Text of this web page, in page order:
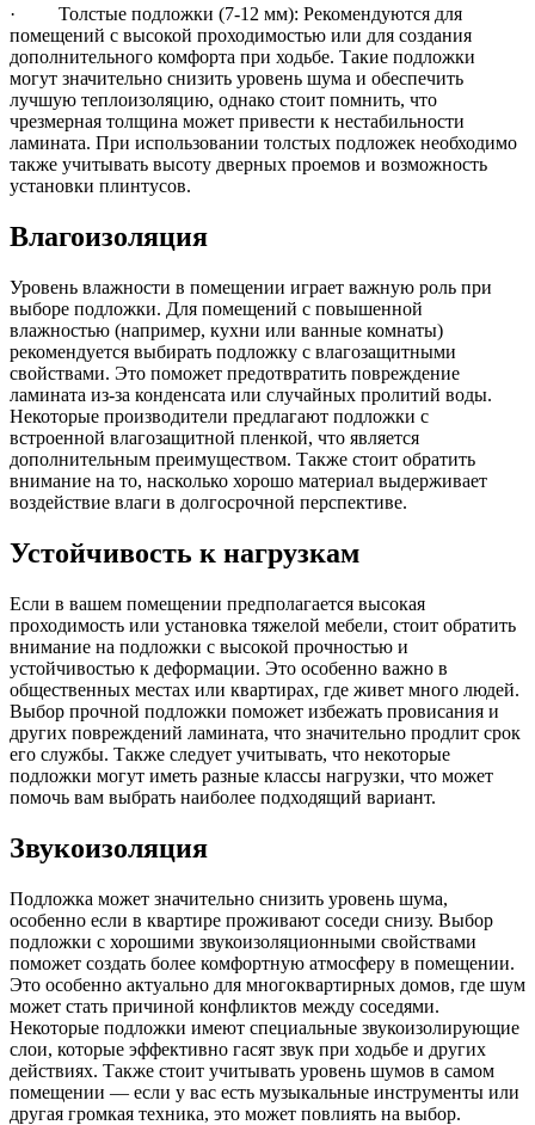
· Толстые подложки (7-12 мм): Рекомендуются для
помещений с высокой проходимостью или для создания
дополнительного комфорта при ходьбе. Такие подложки
могут значительно снизить уровень шума и обеспечить
лучшую теплоизоляцию, однако стоит помнить, что
чрезмерная толщина может привести к нестабильности
ламината. При использовании толстых подложек необходимо
также учитывать высоту дверных проемов и возможность
установки плинтусов.
Влагоизоляция
Уровень влажности в помещении играет важную роль при
выборе подложки. Для помещений с повышенной
влажностью (например, кухни или ванные комнаты)
рекомендуется выбирать подложку с влагозащитными
свойствами. Это поможет предотвратить повреждение
ламината из-за конденсата или случайных пролитий воды.
Некоторые производители предлагают подложки с
встроенной влагозащитной пленкой, что является
дополнительным преимуществом. Также стоит обратить
внимание на то, насколько хорошо материал выдерживает
воздействие влаги в долгосрочной перспективе.
Устойчивость к нагрузкам
Если в вашем помещении предполагается высокая
проходимость или установка тяжелой мебели, стоит обратить
внимание на подложки с высокой прочностью и
устойчивостью к деформации. Это особенно важно в
общественных местах или квартирах, где живет много людей.
Выбор прочной подложки поможет избежать провисания и
других повреждений ламината, что значительно продлит срок
его службы. Также следует учитывать, что некоторые
подложки могут иметь разные классы нагрузки, что может
помочь вам выбрать наиболее подходящий вариант.
Звукоизоляция
Подложка может значительно снизить уровень шума,
особенно если в квартире проживают соседи снизу. Выбор
подложки с хорошими звукоизоляционными свойствами
поможет создать более комфортную атмосферу в помещении.
Это особенно актуально для многоквартирных домов, где шум
может стать причиной конфликтов между соседями.
Некоторые подложки имеют специальные звукоизолирующие
слои, которые эффективно гасят звук при ходьбе и других
действиях. Также стоит учитывать уровень шумов в самом
помещении — если у вас есть музыкальные инструменты или
другая громкая техника, это может повлиять на выбор.